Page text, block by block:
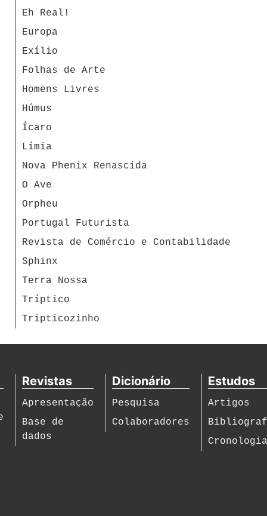
Eh Real!
Europa
Exílio
Folhas de Arte
Homens Livres
Húmus
Ícaro
Límia
Nova Phenix Renascida
O Ave
Orpheu
Portugal Futurista
Revista de Comércio e Contabilidade
Sphinx
Terra Nossa
Tríptico
Tripticozinho
Revistas
Apresentação
Base de
dados
Dicionário
Pesquisa
Colaboradores
Estudos
Artigos